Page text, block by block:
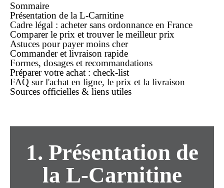
Sommaire
Présentation de la L-Carnitine
Cadre légal : acheter sans ordonnance en France
Comparer le prix et trouver le meilleur prix
Astuces pour payermoins cher
Commander et livraison rapide
Formes, dosages et recommandations
Préparer votre achat : check-list
FAQ sur l'achat en ligne, le prix et la livraison
Sources officielles & liens utiles
1. Présentation de
la L-Carnitine